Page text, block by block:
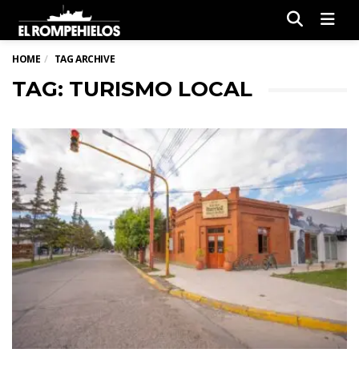
HOME TAG ARCHIVE
TAG: TURISMO LOCAL